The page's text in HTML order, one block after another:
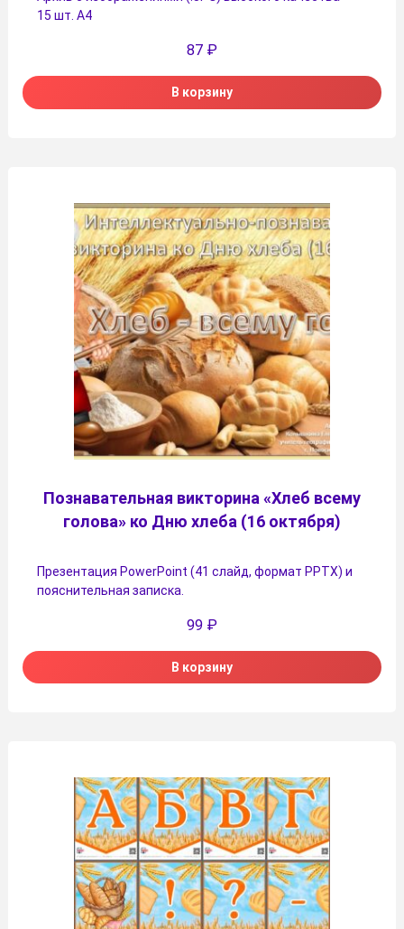
15 шт. А4
87 ₽
В корзину
Познавательная викторина «Хлеб всему
голова» ко Дню хлеба (16 октября)
Презентация PowerPoint (41 слайд, формат PPTX) и
пояснительная записка.
99 ₽
В корзину